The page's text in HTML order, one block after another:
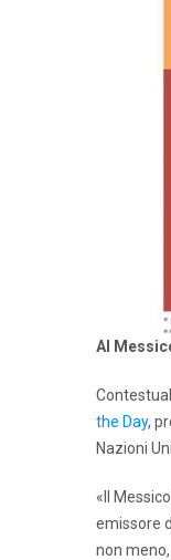
Al
the Day,
Nazioni
«Il
emissore
non